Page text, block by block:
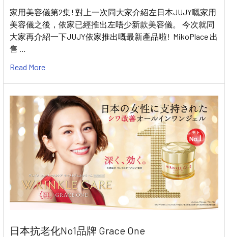
家用美容儀第2集! 對上一次同大家介紹左日本JUJY嘅家用
美容儀之後，依家已經推出左唔少新款美容儀。 今次就同
大家再介紹一下JUJY依家推出嘅最新產品啦! MikoPlace 出
售 …
Read More
日本抗老化No1品牌 Grace One